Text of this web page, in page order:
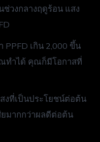
ช่วงกลางฤดูร้อน แสง
เกิน 2,000 ขึ้น
ทำได้ คุณก็มีโอกาสที่
งที่เป็นประโยชน์ต่อต้น
มากกว่าผลดีต่อต้น